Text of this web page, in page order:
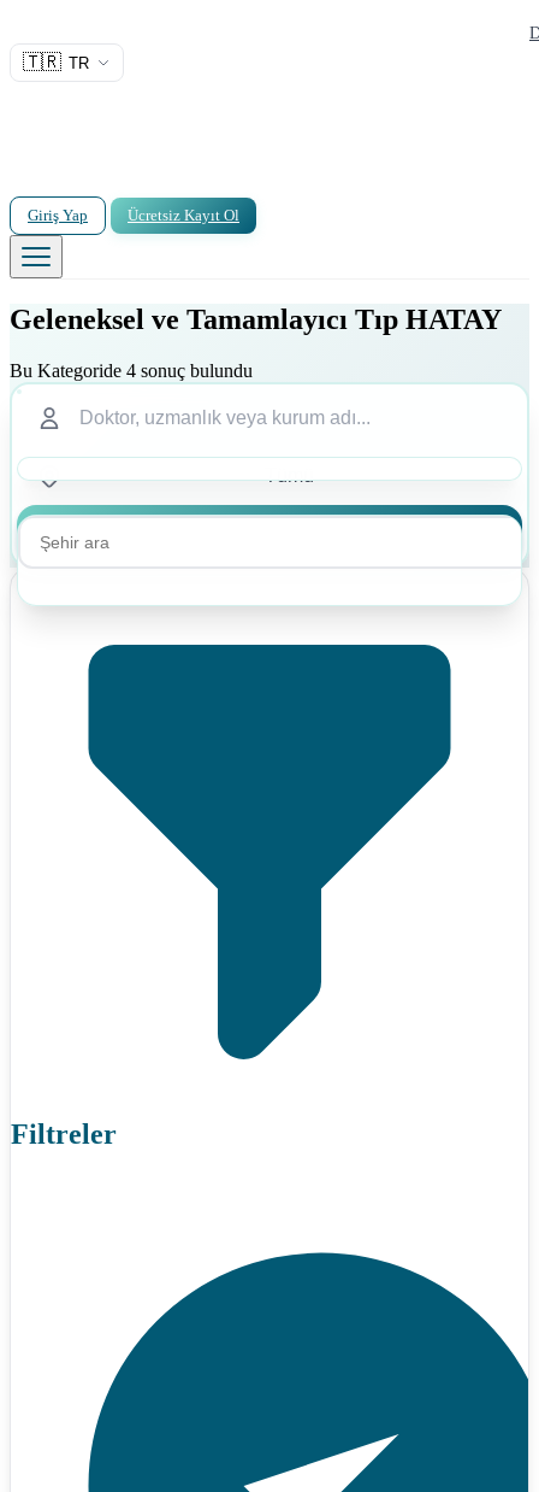
🇹🇷 TR
Giriş Yap Ücretsiz Kayıt Ol
Geleneksel ve Tamamlayıcı Tıp HATAY
Bu Kategoride 4 sonuç bulundu
Filtreler